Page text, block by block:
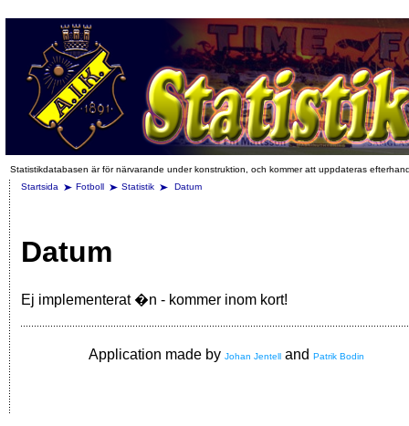
Statistikdatabasen är för närvarande under konstruktion, och kommer att uppdateras
Startsida
Fotboll Statistik Datum
Datum
Ej implementerat �n - kommer inom kort!
Application made by Johan Jentell and Patrik Bodin